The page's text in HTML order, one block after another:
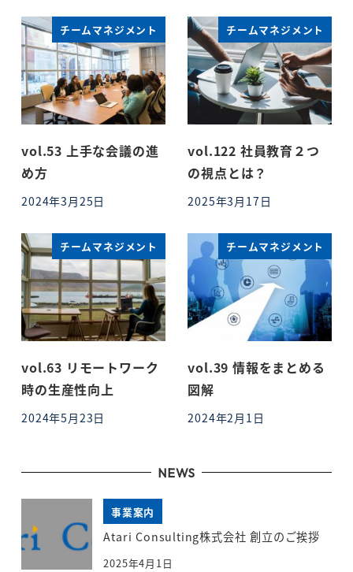
チームマネジメント
vol.53 上手な会議の進
め方
投稿日
2024年3月25日
チームマネジメント
vol.122 社員教育２つ
の視点とは？
投稿日
2025年3月17日
チームマネジメント
vol.63 リモートワーク
時の生産性向上
投稿日
2024年5月23日
チームマネジメント
vol.39 情報をまとめる
図解
投稿日
2024年2月1日
NEWS
事業案内
Atari Consulting株式会社 創立のご挨拶
2025年4月1日